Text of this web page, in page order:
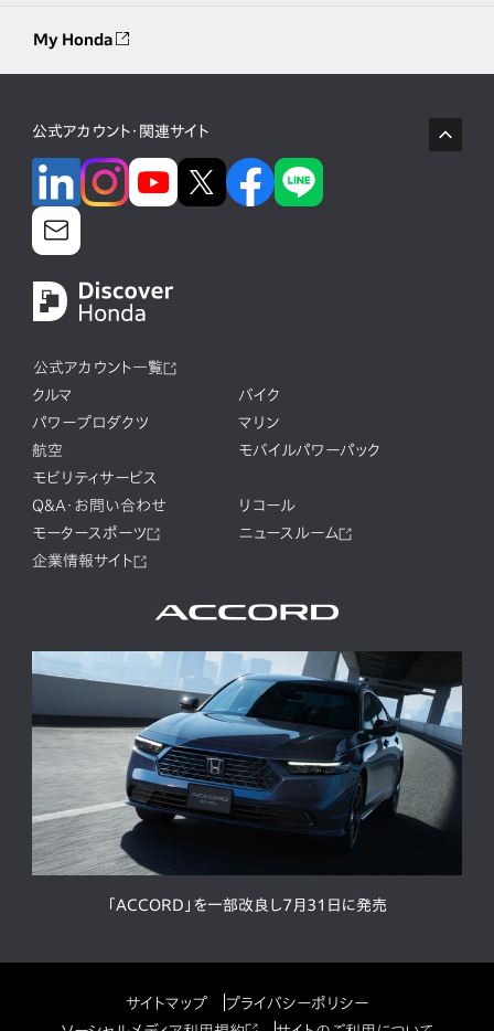
My Honda
公式アカウント・関連サイト
公式アカウント一覧
クルマ
バイク
パワープロダクツ
マリン
航空
モバイルパワーパック
モビリティサービス
Q&A・お問い合わせ
リコール
モータースポーツ
ニュースルーム
企業情報サイト
「ACCORD」を一部改良し7月31日に発売
サイトマップ
プライバシーポリシー